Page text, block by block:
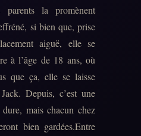
parents la promènent
si bien que, prise
aiguë, elle se
à l’âge de 18 ans, où
que ça, elle se laisse
Depuis, c’est une
mais chacun chez
bien gardées.Entre